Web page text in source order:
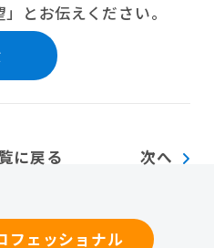
とお伝えください。
に戻る 次へ
フェッショナル